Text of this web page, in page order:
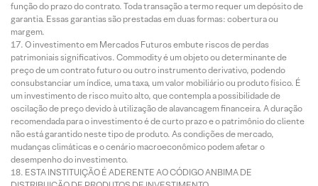
função do prazo do contrato. Toda transação a termo requer um depósito de
garantia. Essas garantias são prestadas em duas formas: cobertura ou
margem.
O investimento em Mercados Futuros embute riscos de perdas
patrimoniais significativos. Commodity é um objeto ou determinante de
preço de um contrato futuro ou outro instrumento derivativo, podendo
consubstanciar um índice, uma taxa, um valor mobiliário ou produto físico. É
um investimento de risco muito alto, que contempla a possibilidade de
oscilação de preço devido à utilização de alavancagem financeira. A duração
recomendada para o investimento é de curto prazo e o patrimônio do cliente
não está garantido neste tipo de produto. As condições de mercado,
mudanças climáticas e o cenário macroeconômico podem afetar o
desempenho do investimento.
ESTA INSTITUIÇÃO É ADERENTE AO CÓDIGO ANBIMA DE